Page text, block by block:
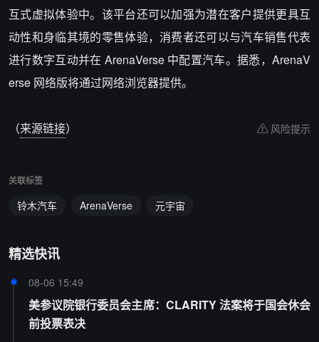
互式虚拟体验中。该平台还可以加强为潜在客户提供更具互
动性和身临其境的零售体验，消费者还可以与汽车销售代表
进行数字互动并在 ArenaVerse 中配置汽车。据悉，ArenaV
erse 网络版将通过网络浏览器提供。
（来源链接） 风险提示
关联标签
铃木汽车 ArenaVerse 元宇宙
精选快讯
08-06 15:49
美参议院银行委员会主席：CLARITY 法案将于国会休会
前投票表决